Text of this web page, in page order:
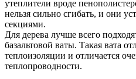
утеплители вроде
нельзя сильно сгибать, и они
секциями.
Для дерева лучше всего
базальтовой ваты. Такая вата
теплоизоляции и отличается
теплопроводности.